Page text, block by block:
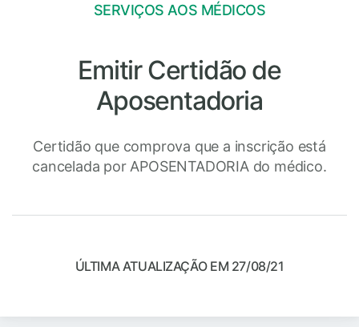
SERVIÇOS AOS MÉDICOS
Emitir Certidão de
Aposentadoria
Certidão que comprova que a inscrição está
cancelada por APOSENTADORIA do médico.
ÚLTIMA ATUALIZAÇÃO EM 27/08/21